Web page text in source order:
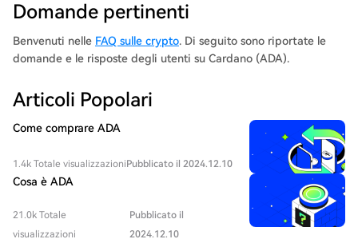
Domande pertinenti
Benvenuti nelle FAQ sulle crypto. Di seguito sono riportate le
domande e le risposte degli utenti su Cardano (ADA).
Articoli Popolari
Come comprare ADA
1.4k Totale visualizzazioniPubblicato il 2024.12.10
Cosa è ADA
21.0k Totale
visualizzazioni
Pubblicato il
2024.12.10